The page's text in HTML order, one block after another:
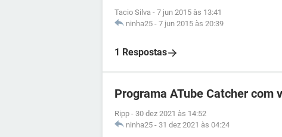
Tacio Silva - 7 jun 2015 às 13:41
ninha25 - 7 jun 2015 às 20:39
1 Respostas
Programa ATube Catcher com
Ripp - 30 dez 2021 às 14:52
ninha25 - 31 dez 2021 às 04:24